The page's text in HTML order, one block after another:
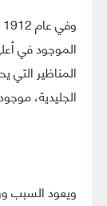
الموجود في
المناظير التي
الجليدية،
ويعود السبب